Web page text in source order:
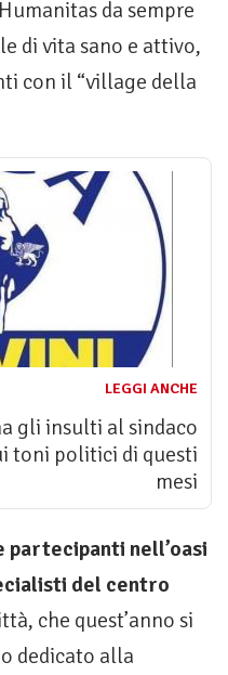
da sempre
di vita sano e attivo,
con il “village della
LEGGI ANCHE
gli insulti al sindaco
toni politici di questi
mesi
partecipanti nell’oasi
del centro
che quest’anno si
dedicato alla